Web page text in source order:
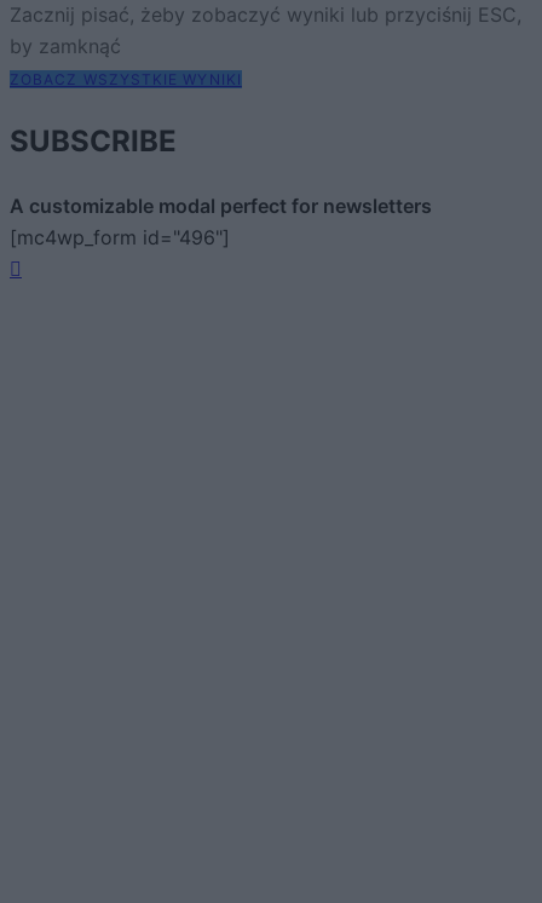
Zacznij pisać, żeby zobaczyć wyniki lub przyciśnij ESC,
by zamknąć
ZOBACZ WSZYSTKIE WYNIKI
SUBSCRIBE
A customizable modal perfect for newsletters
[mc4wp_form id="496"]